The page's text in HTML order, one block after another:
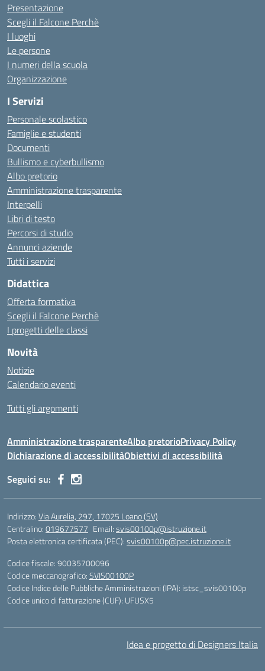
Presentazione
Scegli il Falcone Perchè
I luoghi
Le persone
I numeri della scuola
Organizzazione
I Servizi
Personale scolastico
Famiglie e studenti
Documenti
Bullismo e cyberbullismo
Albo pretorio
Amministrazione trasparente
Interpelli
Libri di testo
Percorsi di studio
Annunci aziende
Tutti i servizi
Didattica
Offerta formativa
Scegli il Falcone Perchè
I progetti delle classi
Novità
Notizie
Calendario eventi
Tutti gli argomenti
Amministrazione trasparenteAlbo pretorioPrivacy Policy
Dichiarazione di accessibilitàObiettivi di accessibilità
Seguici su:
Indirizzo:Via Aurelia, 297, 17025 Loano (SV)
Centralino:019677577 Email:svis00100p@istruzione.it
Posta elettronica certificata (PEC):svis00100p@pec.istruzione.it
Codice fiscale: 90035700096
Codice meccanografico:SVIS00100P
Codice Indice delle Pubbliche Amministrazioni (IPA): istsc_svis00100p
Codice unico di fatturazione (CUF): UFUSX5
Idea e progetto di Designers Italia